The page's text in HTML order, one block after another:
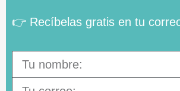
👉 Recíbelas gratis en tu